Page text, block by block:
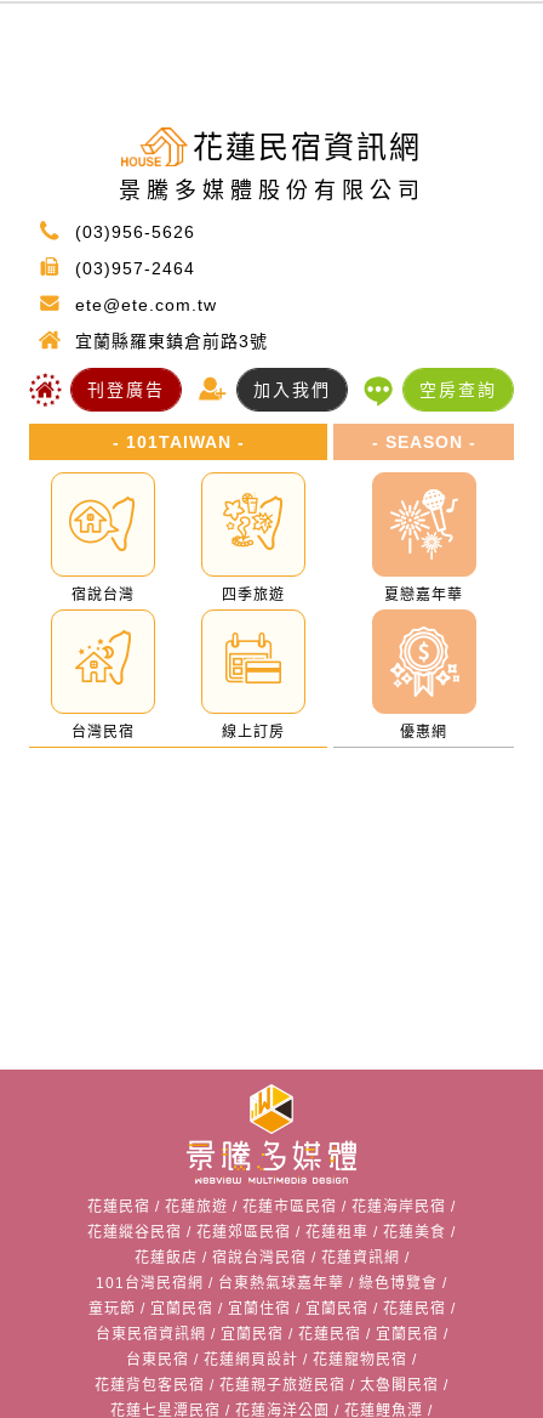
花蓮民宿資訊網
景騰多媒體股份有限公司
(03)956-5626
(03)957-2464
ete@ete.com.tw
宜蘭縣羅東鎮倉前路3號
刊登廣告 加入我們 空房查詢
- 101TAIWAN -
宿說台灣 四季旅遊
台灣民宿 線上訂房
- SEASON -
夏戀嘉年華
優惠網
花蓮民宿 / 花蓮旅遊 / 花蓮市區民宿 / 花蓮海岸民宿 /
花蓮縱谷民宿 / 花蓮郊區民宿 / 花蓮租車 / 花蓮美食 /
花蓮飯店 / 宿說台灣民宿 / 花蓮資訊網 /
101台灣民宿網 / 台東熱氣球嘉年華 / 綠色博覽會 /
童玩節 / 宜蘭民宿 / 宜蘭住宿 / 宜蘭民宿 / 花蓮民宿 /
台東民宿資訊網 / 宜蘭民宿 / 花蓮民宿 / 宜蘭民宿 /
台東民宿 / 花蓮網頁設計 / 花蓮寵物民宿 /
花蓮背包客民宿 / 花蓮親子旅遊民宿 / 太魯閣民宿 /
花蓮七星潭民宿 / 花蓮海洋公園 / 花蓮鯉魚潭 /